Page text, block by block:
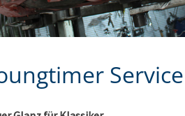
Service